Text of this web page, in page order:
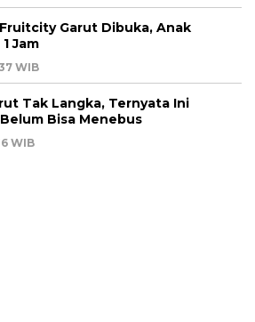
Garut Dibuka, Anak
Jam
WIB
Tak Langka, Ternyata Ini
Bisa Menebus
WIB